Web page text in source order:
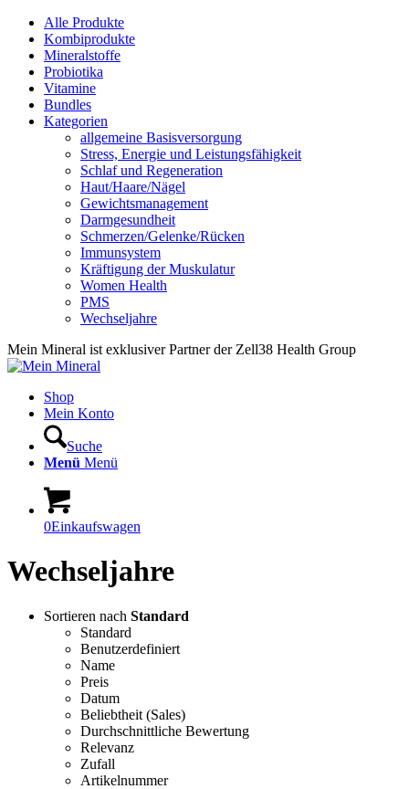
Alle Produkte
Kombiprodukte
Mineralstoffe
Probiotika
Vitamine
Bundles
Kategorien
allgemeine Basisversorgung
Stress, Energie und Leistungsfähigkeit
Schlaf und Regeneration
Haut/Haare/Nägel
Gewichtsmanagement
Darmgesundheit
Schmerzen/Gelenke/Rücken
Immunsystem
Kräftigung der Muskulatur
Women Health
PMS
Wechseljahre
Mein Mineral ist exklusiver Partner der Zell38 Health Group
Shop
Mein Konto
Suche
Menü Menü
0Einkaufswagen
Wechseljahre
Sortieren nach Standard
Standard
Benutzerdefiniert
Name
Preis
Datum
Beliebtheit (Sales)
Durchschnittliche Bewertung
Relevanz
Zufall
Artikelnummer